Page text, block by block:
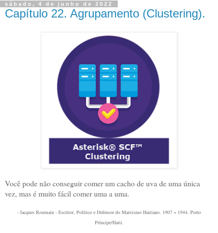
sábado, 4 de junho de 2022
Capítulo 22. Agrupamento (Clustering).
Você pode não conseguir comer um cacho de uva de uma única
vez, mas é muito fácil comer uma a uma.
- Jacques Roumain - Escritor, Político e Defensor do Marxismo Haitiano. 1907 ~ 1944, Porto
Príncipe/Haiti.